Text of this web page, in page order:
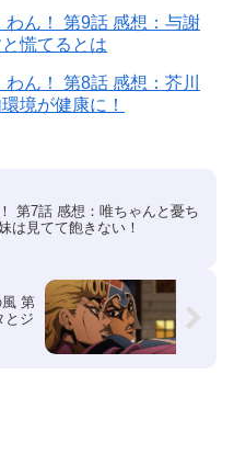
ん！ 第9話 感想：与謝
慌てるとは
ん！ 第8話 感想：芥川
境が健康に！
第7話 感想：唯ちゃんと憂ち
は見てて飽きない！
第
とジ